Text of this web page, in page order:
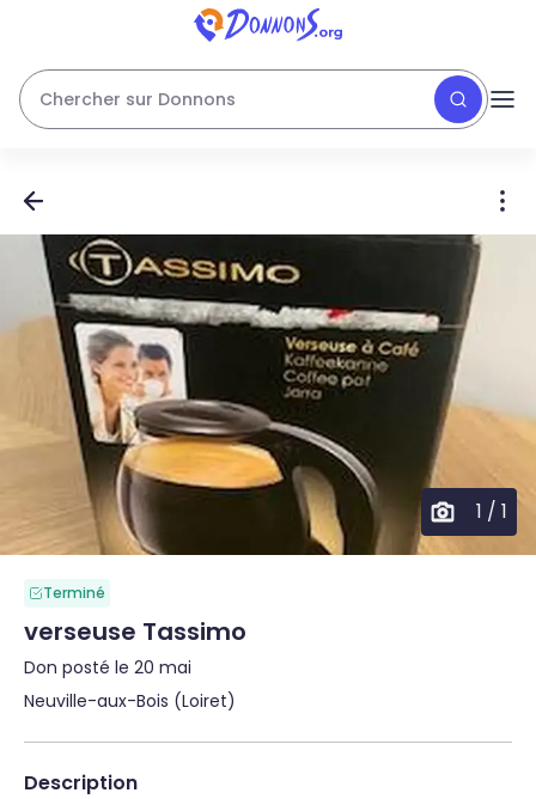
Chercher sur Donnons
1 / 1
Terminé
verseuse Tassimo
Don posté le 20 mai
Neuville-aux-Bois (Loiret)
Description